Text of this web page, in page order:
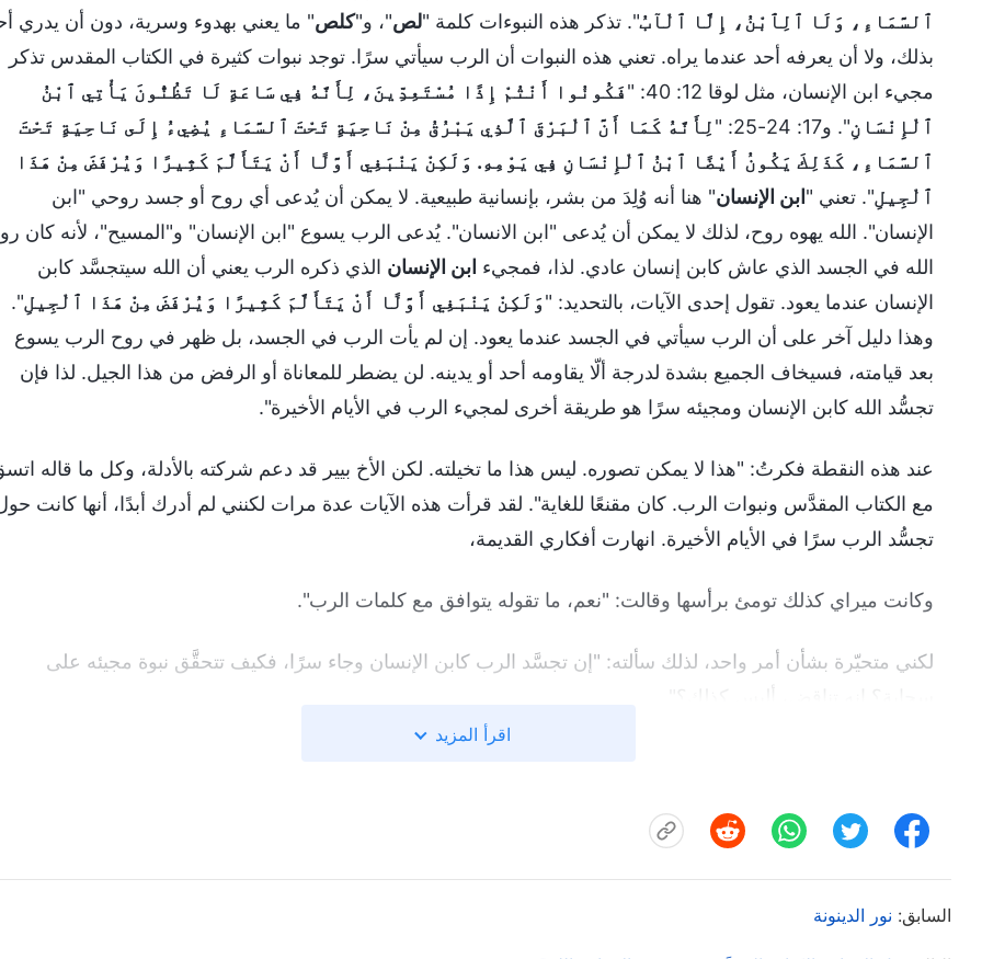
ٱلسَّمَاءِ، وَلَا ٱلِٱبْنُ، إِلَّا ٱلْآبُ". تذكر هذه النبوءات كلمة "لص"، و"كلص" ما يعني بهدوء وسرية، دون أن يدري
بذلك، ولا أن يعرفه أحد عندما يراه. تعني هذه النبوات أن الرب سيأتي سرًا. توجد نبوات كثيرة في الكتاب المقدس تذكر
مجيء ابن الإنسان، مثل لوقا 12: 40: "
فَكُونُوا أَنْتُمْ إِذًا مُسْتَعِدِّينَ، لِأَنَّهُ فِي سَاعَةٍ لَا تَظُنُّونَ يَأْتِي ٱبْنُ
ٱلْإِنْسَانِ". و17: 24-25: "
لِأَنَّهُ كَمَا أَنَّ ٱلْبَرْقَ ٱلَّذِي يَبْرُقُ مِنْ نَاحِيَةٍ تَحْتَ ٱلسَّمَاءِ يُضِيءُ إِلَى نَاحِيَةٍ تَحْتَ
ٱلسَّمَاءِ، كَذَلِكَ يَكُونُ أَيْضًا ٱبْنُ ٱلْإِنْسَانِ فِي يَوْمِهِ. وَلَكِنْ يَنْبَغِي أَوَّلًا أَنْ يَتَأَلَّمَ كَثِيرًا وَيُرْفَضَ مِنْ هَذَا
ٱلْجِيلِ". تعني " ابن الإنسان" هنا أنه وُلِدَ من بشر، بإنسانية طبيعية. لا يمكن أن يُدعى أي روح أو جسد روحي "ابن
الإنسان". الله يهوه روح، لذلك لا يمكن أن يُدعى "ابن الانسان". يُدعى الرب يسوع "ابن الإنسان" و"المسيح"، لأنه كان
الله في الجسد الذي عاش كابن إنسان عادي. لذا، فمجيء ابن الإنسان الذي ذكره الرب يعني أن الله سيتجسَّد كابن
الإنسان عندما يعود. تقول إحدى الآيات، بالتحديد: "وَلَكِنْ يَنْبَغِي أَوَّلًا أَنْ يَتَأَلَّمَ كَثِيرًا وَيُرْفَضَ مِنْ هَذَا ٱلْجِيلِ".
وهذا دليل آخر على أن الرب سيأتي في الجسد عندما يعود. إن لم يأت الرب في الجسد، بل ظهر في روح الرب يسوع
بعد قيامته، فسيخاف الجميع بشدة لدرجة ألّا يقاومه أحد أو يدينه. لن يضطر للمعاناة أو الرفض من هذا الجيل. لذا فإن
تجسُّد الله كابن الإنسان ومجيئه سرًا هو طريقة أخرى لمجيء الرب في الأيام الأخيرة".
عند هذه النقطة فكرتُ: "هذا لا يمكن تصوره. ليس هذا ما تخيلته. لكن الأخ بيير قد دعم شركته بالأدلة، وكل ما قاله
مع الكتاب المقدَّس ونبوات الرب. كان مقنعًا للغاية". لقد قرأت هذه الآيات عدة مرات لكنني لم أدرك أبدًا، أنها كانت
تجسُّد الرب سرًا في الأيام الأخيرة. انهارت أفكاري القديمة،
وكانت ميراي كذلك تومئ برأسها وقالت: "نعم، ما تقوله يتوافق مع كلمات الرب".
لكني متحيّرة بشأن أمر واحد، لذلك سألته: "إن تجسَّد الرب كابن الإنسان وجاء سرًا، فكيف تتحقَّق نبوة مجيئه على
الإنسان، ويأتي إلى العالم سرًا، ثم يأتي على سحابة ويظهر علانية".
تابع الأخ بيير قائلًا: "في الواقع، يتنبأ الكتاب المقدس أن الله سيربح مجموعة من الغالبين في الأيام الأخيرة. تكوين هذه
اقرأ المزيد
السابق: نور الدينونة